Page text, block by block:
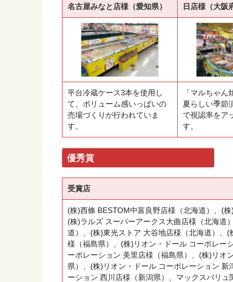
名古屋みなと店様（愛知県）
日店様（大阪
平台冷蔵ケース3本を使用し
て、ボリューム感いっぱいの
売場づくりが行われていま
す。
「マルちゃん
夏らしい季節
で視認率をア
す。
優秀賞
受賞店
(株)西條 BESTOM中富良野店様（北海道）、(
(株)ラルズ スーパーアークス大曲店様（北海道
道）、(株)東光ストア 大谷地店様（北海道）、
様（福島県）、(株)リオン・ドール コーポレー
ーポレーション 美里店様（福島県）、(株)リオ
県）、(株)リオン・ドール コーポレーション
ーション 西川店様（新潟県）、マックスバリ